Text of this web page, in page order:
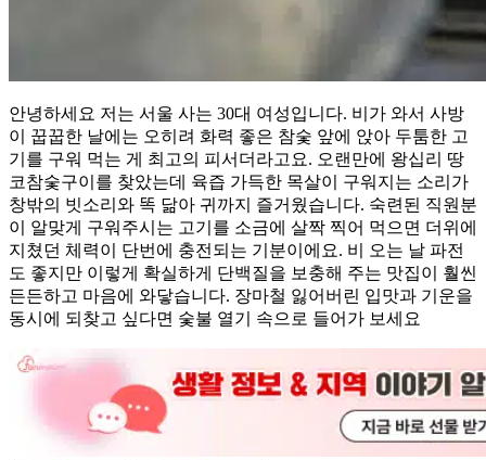
안녕하세요 저는 서울 사는 30대 여성입니다. 비가 와서 사방
이 꿉꿉한 날에는 오히려 화력 좋은 참숯 앞에 앉아 두툼한 고
기를 구워 먹는 게 최고의 피서더라고요. 오랜만에 왕십리 땅
코참숯구이를 찾았는데 육즙 가득한 목살이 구워지는 소리가
창밖의 빗소리와 똑 닮아 귀까지 즐거웠습니다. 숙련된 직원분
이 알맞게 구워주시는 고기를 소금에 살짝 찍어 먹으면 더위에
지쳤던 체력이 단번에 충전되는 기분이에요. 비 오는 날 파전
도 좋지만 이렇게 확실하게 단백질을 보충해 주는 맛집이 훨씬
든든하고 마음에 와닿습니다. 장마철 잃어버린 입맛과 기운을
동시에 되찾고 싶다면 숯불 열기 속으로 들어가 보세요